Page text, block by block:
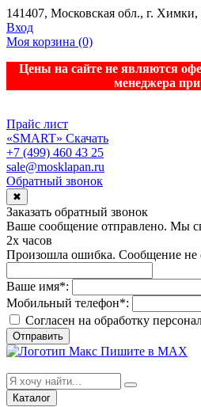
141407, Московская обл., г.
Вход
Моя корзина (0)
Цены на сайте не являются
менеджера при
Прайс лист
«SMART» Скачать
+7 (499) 460 43 25
sale@mosklapan.ru
Обратный звонок
✖
Заказать обратный звонок
Ваше сообщение отправлено. Мы
2х часов
Произошла ошибка. Сообщение не
Ваше имя*:
Мобильный телефон*:
Согласен на обработку
Отправить
Пишите в MAX
Каталог